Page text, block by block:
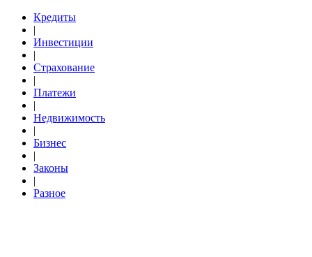
Кредиты
|
Инвестиции
|
Страхование
|
Платежи
|
Недвижимость
|
Бизнес
|
Законы
|
Разное